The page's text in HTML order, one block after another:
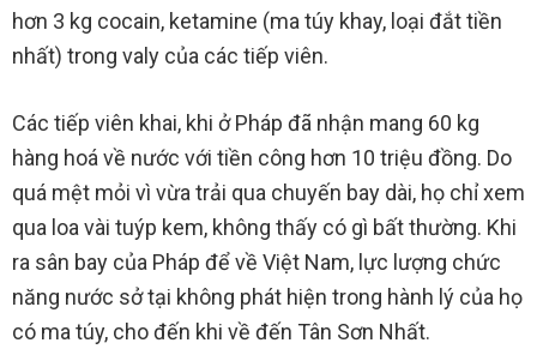
hơn 3 kg cocain, ketamine (ma túy khay, loại đắt tiền
nhất) trong valy của các tiếp viên.
Các tiếp viên khai, khi ở Pháp đã nhận mang 60 kg
hàng hoá về nước với tiền công hơn 10 triệu đồng. Do
quá mệt mỏi vì vừa trải qua chuyến bay dài, họ chỉ xem
qua loa vài tuýp kem, không thấy có gì bất thường. Khi
ra sân bay của Pháp để về Việt Nam, lực lượng chức
năng nước sở tại không phát hiện trong hành lý của họ
có ma túy, cho đến khi về đến Tân Sơn Nhất.